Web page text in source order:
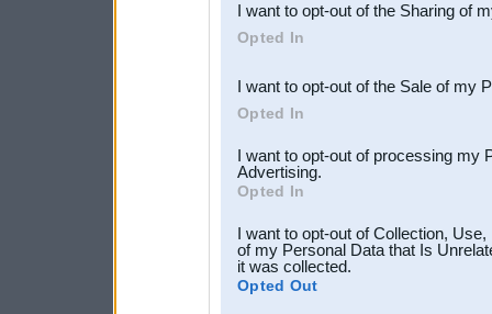
Downstream Participants
third parties.
I want to opt-out of the Sharing of
Opted In
I want to opt-out of the Sale of my
Opted In
I want to opt-out of processing my
Advertising.
Opted In
I want to opt-out of Collection,
of my Personal Data that Is
it was collected.
Opted Out